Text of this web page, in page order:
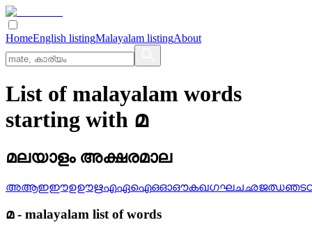
HomeEnglish listingMalayalam listingAbout
List of malayalam words
starting with മ
മലയാളം അക്ഷരമാല
അആഇഈഉഊഋഎഏഐഒഓഔകഖഗഘചഛജഝഞട
മ- malayalam list of words